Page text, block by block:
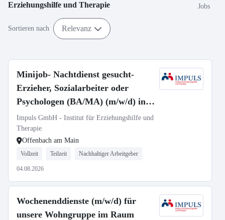
Erziehungshilfe und Therapie
Jobs
Sortieren nach Relevanz
Minijob- Nachtdienst gesucht-
Erzieher, Sozialarbeiter oder
Psychologen (BA/MA) (m/w/d) in
Wohngruppen
Impuls GmbH - Institut für Erziehungshilfe und
Therapie
Offenbach am Main
Vollzeit Teilzeit Nachhaltiger Arbeitgeber
04.08.2026
Wochenenddienste (m/w/d) für
unsere Wohngruppe im Raum